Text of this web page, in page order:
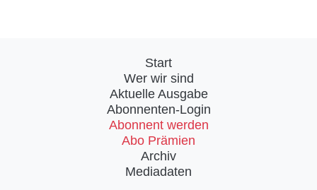
Start
Wer wir sind
Aktuelle Ausgabe
Abonnenten-Login
Abonnent werden
Abo Prämien
Archiv
Mediadaten